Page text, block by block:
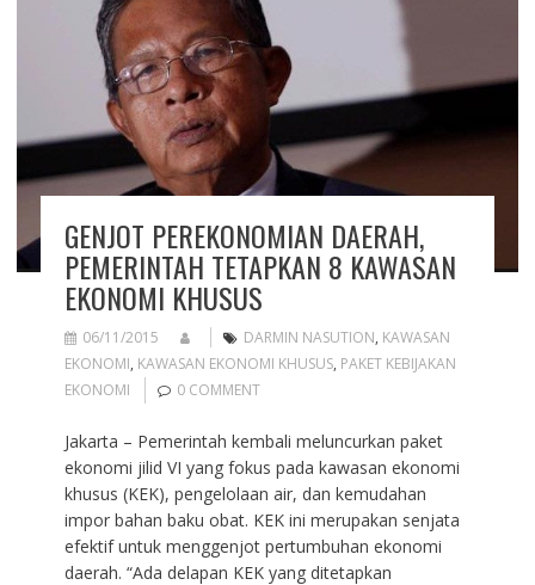
GENJOT PEREKONOMIAN DAERAH,
PEMERINTAH TETAPKAN 8 KAWASAN
EKONOMI KHUSUS
06/11/2015 DARMIN NASUTION, KAWASAN
EKONOMI, KAWASAN EKONOMI KHUSUS, PAKET KEBIJAKAN
EKONOMI
0 COMMENT
Jakarta – Pemerintah kembali meluncurkan paket
ekonomi jilid VI yang fokus pada kawasan ekonomi
khusus (KEK), pengelolaan air, dan kemudahan
impor bahan baku obat. KEK ini merupakan senjata
efektif untuk menggenjot pertumbuhan ekonomi
daerah. “Ada delapan KEK yang ditetapkan